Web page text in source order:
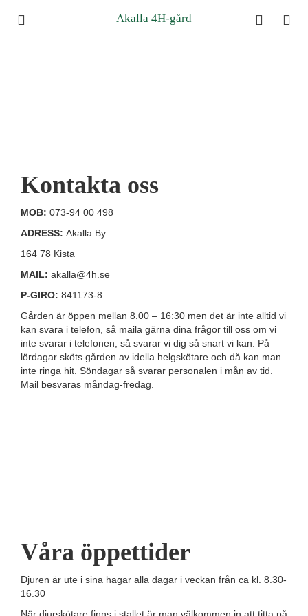
Akalla 4H-gård
Kontakta oss
MOB: 073-94 00 498
ADRESS: Akalla By
164 78 Kista
MAIL: akalla@4h.se
P-GIRO: 841173-8
Gården är öppen mellan 8.00 – 16:30 men det är inte alltid vi
kan svara i telefon, så maila gärna dina frågor till oss om vi
inte svarar i telefonen, så svarar vi dig så snart vi kan. På
lördagar sköts gården av idella helgskötare och då kan man
inte ringa hit. Söndagar så svarar personalen i mån av tid.
Mail besvaras måndag-fredag.
Våra öppettider
Djuren är ute i sina hagar alla dagar i veckan från ca kl. 8.30-
16.30